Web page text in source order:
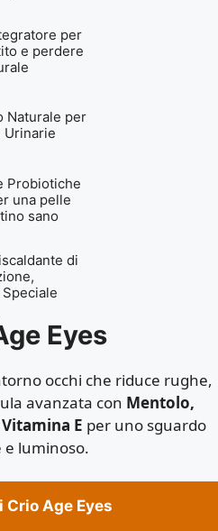
per
e perdere
Naturale per
Urinarie
Probiotiche
una pelle
sano
di
Eyes
occhi che riduce rughe,
avanzata con Mentolo,
E per uno sguardo
e luminoso.
Crio Age Eyes